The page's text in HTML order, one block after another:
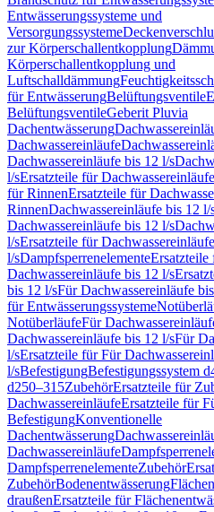
Entwässerungssysteme und
Versorgungssysteme
zur Körperschallentkopplung
Körperschallentkopplung und
Luftschalldämmung
für EntwässerungBelüftungsventile
BelüftungsventileGeberit Pluvia
Dachentwässerung
Dachwassereinläufe
Dachwassereinläufe bis 12 l/s
l/sErsatzteile für
für RinnenErsatzteile für
RinnenDachwassereinläufe bis 12 l/
Dachwassereinläufe bis 12 l/s
l/sErsatzteile für
l/sDampfsperrenelementeErsatzteile
Dachwassereinläufe bis 12 l/s
bis 12 l/sFür Dachwassereinläufe
für Entwässerungssysteme
NotüberläufeFür
Dachwassereinläufe bis 12 l/sFür
l/sErsatzteile für Für
l/sBefestigungBefestigungssystem
d250–315ZubehörErsatzteile für
DachwassereinläufeErsatzteile für
BefestigungKonventionelle
Dachentwässerung
Dachwassereinläufe
DampfsperrenelementeZubehör
ZubehörBodenentwässerung
draußenErsatzteile für